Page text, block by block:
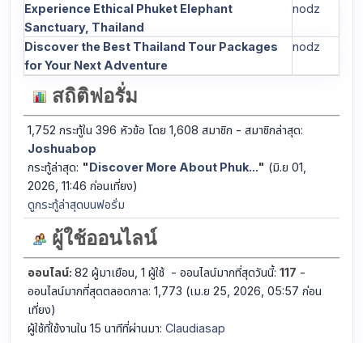
Experience Ethical Phuket Elephant
Sanctuary, Thailand
nodz
Discover the Best Thailand Tour Packages
for Your Next Adventure
nodz
สถิติฟอรั่ม
1,752 กระทู้ใน 396 หัวข้อ โดย 1,608 สมาชิก - สมาชิกล่าสุด:
Joshuabop
กระทู้ล่าสุด: "Discover More About Phuk..." (มิ.ย 01,
2026, 11:46 ก่อนเที่ยง)
ดูกระทู้ล่าสุดบนฟอรั่ม
ผู้ใช้ออนไลน์
ออนไลน์: 82 ผู้มาเยือน, 1 ผู้ใช้ - ออนไลน์มากที่สุดวันนี้: 117 -
ออนไลน์มากที่สุดตลอดกาล: 1,773 (เม.ย 25, 2026, 05:57 ก่อน
เที่ยง)
ผู้ใช้ที่ใช้งานใน 15 นาทีที่ผ่านมา: Claudiasap